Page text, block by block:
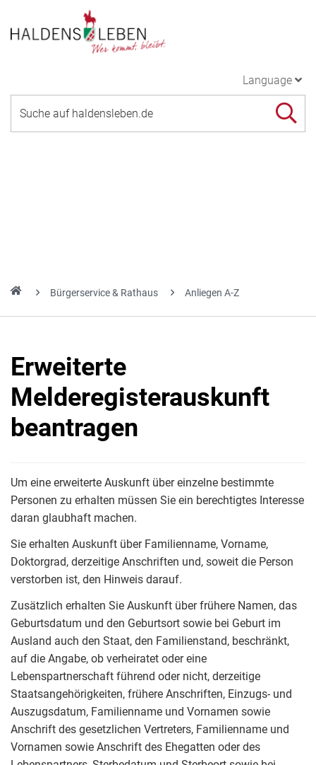
Language
Bürgerservice & Rathaus Anliegen A-Z
Erweiterte
Melderegisterauskunft
beantragen
Um eine erweiterte Auskunft über einzelne bestimmte
Personen zu erhalten müssen Sie ein berechtigtes Interesse
daran glaubhaft machen.
Sie erhalten Auskunft über Familienname, Vorname,
Doktorgrad, derzeitige Anschriften und, soweit die Person
verstorben ist, den Hinweis darauf.
Zusätzlich erhalten Sie Auskunft über frühere Namen, das
Geburtsdatum und den Geburtsort sowie bei Geburt im
Ausland auch den Staat, den Familienstand, beschränkt,
auf die Angabe, ob verheiratet oder eine
Lebenspartnerschaft führend oder nicht, derzeitige
Staatsangehörigkeiten, frühere Anschriften, Einzugs- und
Auszugsdatum, Familienname und Vornamen sowie
Anschrift des gesetzlichen Vertreters, Familienname und
Vornamen sowie Anschrift des Ehegatten oder des